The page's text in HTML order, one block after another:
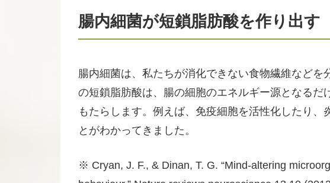
腸内細菌が短鎖脂肪酸を作り出す
腸内細菌は、私たちが消化できない食物繊維など
の短鎖脂肪酸は、腸の細胞のエネルギー源となる
もたらします。例えば、免疫細胞を活性化したり
とがわかってきました。
※ Cryan, J. F., & Dinan, T. G. “Mind-altering